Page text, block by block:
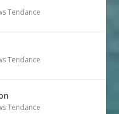
Tendance
Tendance
Tendance